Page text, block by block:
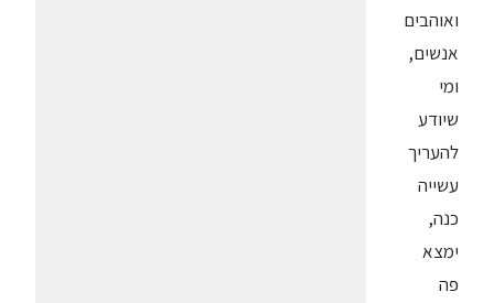
ואוהבים
אנשים,
ומי
שיודע
להעריך
עשייה
כנה,
ימצא
פה